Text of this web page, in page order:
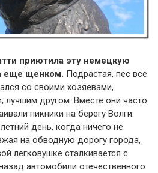
приютила эту немецкую
еще щенком. Подрастая, пес все
со своими хозяевами,
лучшим другом. Вместе они часто
пикники на берегу Волги.
день, когда ничего не
на обводную дорогу города,
легковушке сталкивается с
автомобили отечественного